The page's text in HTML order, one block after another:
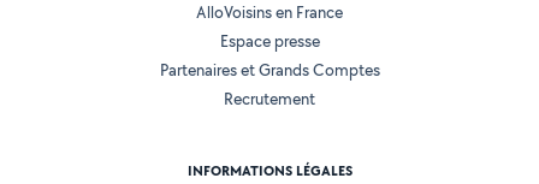
AlloVoisins en France
Espace presse
Partenaires et Grands Comptes
Recrutement
INFORMATIONS LÉGALES